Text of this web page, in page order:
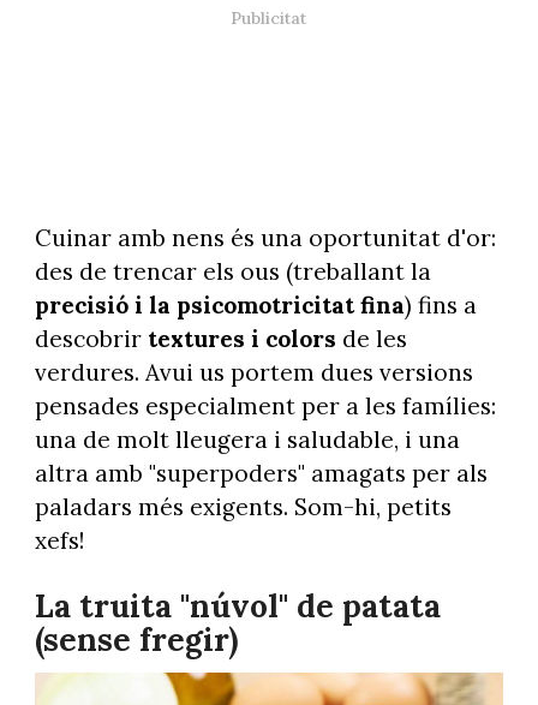
Cuinar amb nens és una oportunitat d'or:
des de trencar els ous (treballant la
precisió i la psicomotricitat fina) fins a
descobrir textures i colors de les
verdures. Avui us portem dues versions
pensades especialment per a les famílies:
una de molt lleugera i saludable, i una
altra amb "superpoders" amagats per als
paladars més exigents. Som-hi, petits
xefs!
La truita "núvol" de patata
(sense fregir)